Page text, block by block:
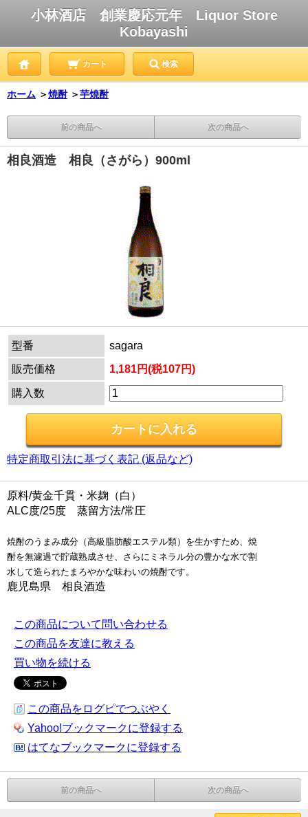
小林酒店 創業慶応元年 Liquor Store
Kobayashi
カート 検索
ホーム ＞焼酎 ＞芋焼酎
前の商品へ 次の商品へ
相良酒造 相良（さがら）900ml
型番
sagara
販売価格
1,181円(税107円)
購入数
特定商取引法に基づく表記 (返品など)
原料/黄金千貫・米麹（白）
ALC度/25度 蒸留方法/常圧
焼酎のうまみ成分（高級脂肪酸エステル類）を生かすため、焼
酎を無濾過で貯蔵熟成させ、さらにミネラル分の豊かな水で割
水して造られたまろやかな味わいの焼酎です。
鹿児島県 相良酒造
この商品について問い合わせる
この商品を友達に教える
買い物を続ける
この商品をログピでつぶやく
Yahoo!ブックマークに登録する
はてなブックマークに登録する
前の商品へ 次の商品へ